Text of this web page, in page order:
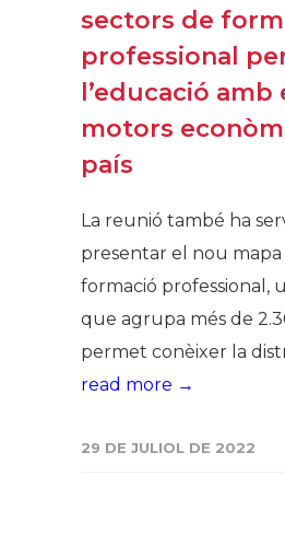
sectors de
professional
l’educació amb
motors
país
La reunió també ha
presentar el nou
formació professional,
que agrupa més de
permet conèixer la
read more →
29 DE JULIOL DE 2022